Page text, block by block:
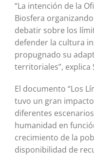
“La intención de la
Biosfera
debatir sobre los
defender la cultura
propugnado su
territoriales”, explica
El documento “Los
tuvo un gran
diferentes
humanidad en
crecimiento de la
disponibilidad de